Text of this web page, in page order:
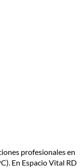
profesionales en
En Espacio Vital RD